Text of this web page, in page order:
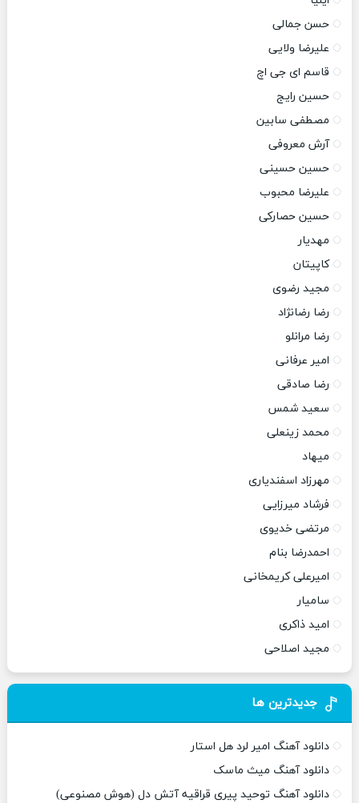
حسن جمالی
علیرضا ولایی
قاسم ای جی اچ
حسین رایج
مصطفی سابین
آرش معروفی
حسین حسینی
علیرضا محبوب
حسین حصارکی
مهدیار
کاپیتان
مجید رضوی
رضا رضانژاد
رضا مرانلو
امیر عرفانی
رضا صادقی
سعید شمس
محمد زینعلی
میهاد
مهرزاد اسفندیاری
فرشاد میرزایی
مرتضی خدیوی
احمدرضا بنام
امیرعلی کریمخانی
سامیار
امید ذاکری
مجید اصلاحی
جدیدترین ها
دانلود آهنگ امیر لرد هل استار
دانلود آهنگ میث ماسک
دانلود آهنگ توحید پیری قراقیه آتش دل (هوش مصنوعی)